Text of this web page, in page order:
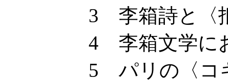
3 李箱詩と〈抵
4 李箱文学にお
5 パリの〈コキュ